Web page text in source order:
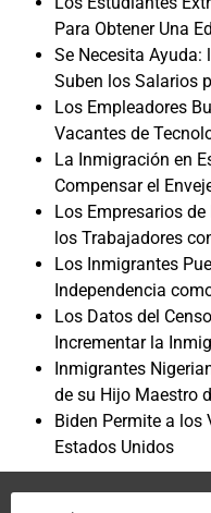
Para Obtener Una
Se Necesita Ayuda:
Suben los Salarios
Los Empleadores
Vacantes de
La Inmigración en
Compensar el
Los Empresarios
los Trabajadores
Los Inmigrantes
Independencia
Los Datos del
Incrementar la
Inmigrantes
de su Hijo Maestro
Biden Permite a los
Estados Unidos